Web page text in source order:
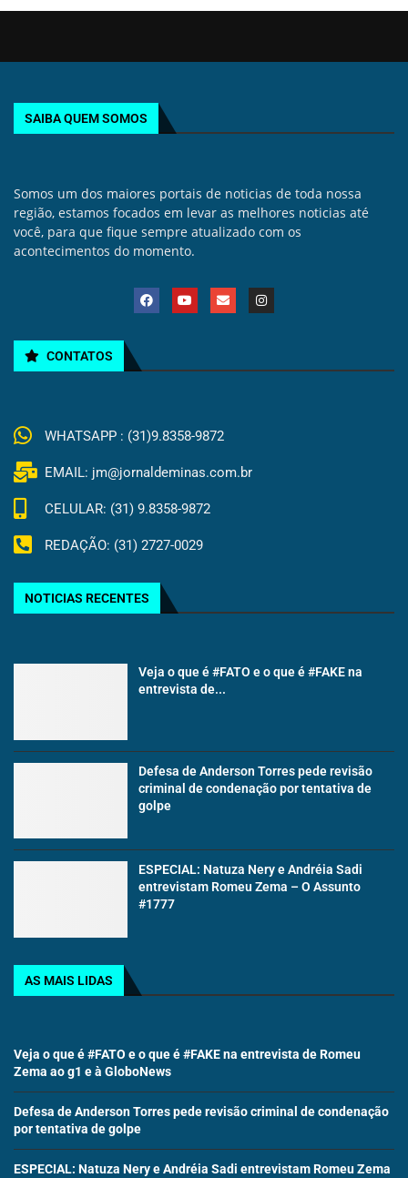
SAIBA QUEM SOMOS
Somos um dos maiores portais de noticias de toda nossa
região, estamos focados em levar as melhores noticias até
você, para que fique sempre atualizado com os
acontecimentos do momento.
CONTATOS
WHATSAPP : (31)9.8358-9872
EMAIL: jm@jornaldeminas.com.br
CELULAR: (31) 9.8358-9872
REDAÇÃO: (31) 2727-0029
NOTICIAS RECENTES
Veja o que é #FATO e o que é #FAKE na
entrevista de...
Defesa de Anderson Torres pede revisão
criminal de condenação por tentativa de
golpe
ESPECIAL: Natuza Nery e Andréia Sadi
entrevistam Romeu Zema – O Assunto
#1777
AS MAIS LIDAS
Veja o que é #FATO e o que é #FAKE na entrevista de Romeu
Zema ao g1 e à GloboNews
Defesa de Anderson Torres pede revisão criminal de condenação
por tentativa de golpe
ESPECIAL: Natuza Nery e Andréia Sadi entrevistam Romeu Zema